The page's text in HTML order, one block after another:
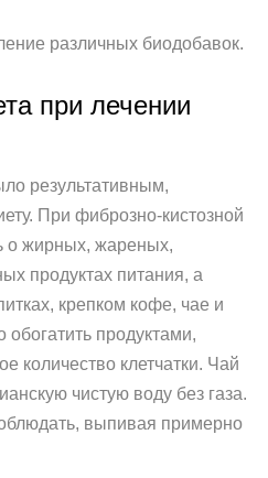
различных биодобавок.
при лечении
результативным,
При фиброзно-кистозной
о жирных, жареных,
продуктах питания, а
крепком кофе, чае и
продуктами,
количество клетчатки. Чай
чистую воду без газа.
выпивая примерно